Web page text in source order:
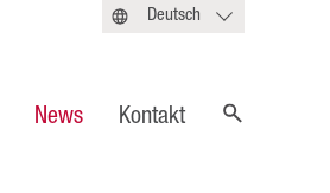
Deutsch
News Kontakt